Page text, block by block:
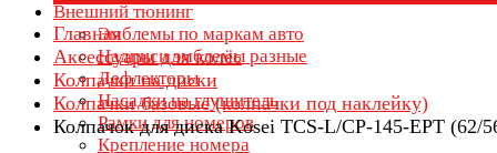
Внешний тюнинг
Эмблемы по маркам авто
Надписи эмблемы разные
Дефлекторы
Насадки на глушитель
Рамки для номеров
Крепление номера
Главная
Аксессуары для колёс
Колпачки на диски
Колпачки базовые (колпачки под наклейку)
Колпачок для диска Kosei TCS-L/CP-145-EPT (62/